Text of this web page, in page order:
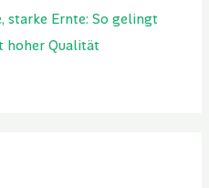
starke Ernte: So gelingt
hoher Qualität